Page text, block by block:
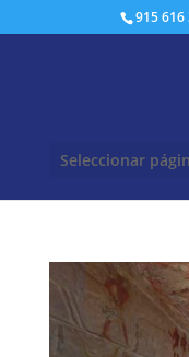
915 616
Seleccionar